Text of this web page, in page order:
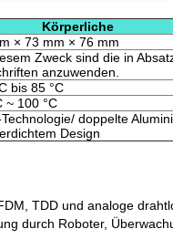
Körperliche
× 73 mm × 76 mm
Zweck sind die in
anzuwenden.
bis 85 °C
~ 100 °C
doppelte
Design
TDD und analoge
durch Roboter,